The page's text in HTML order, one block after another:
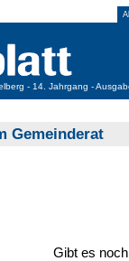
- 14. Jahrgang -
Gemeinderat
Gibt es